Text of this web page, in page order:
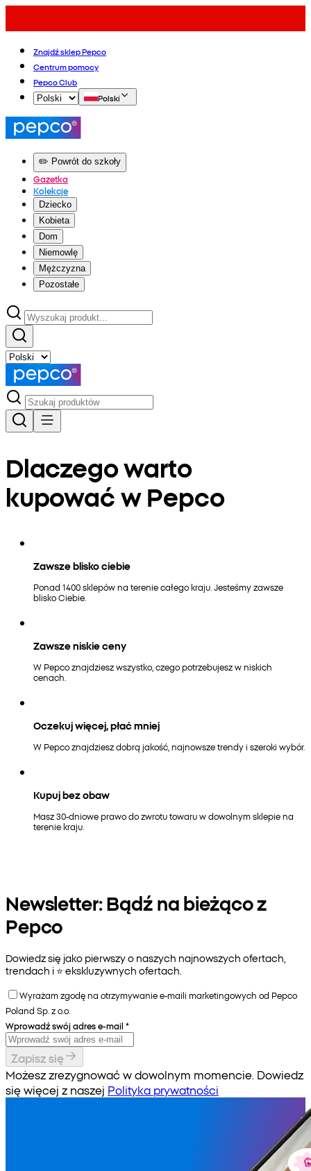
Znajdź sklep Pepco
Centrum pomocy
Pepco Club
Polski
✏️ Powrót do szkoły
Gazetka
Kolekcje
Dziecko
Kobieta
Dom
Niemowlę
Mężczyzna
Pozostałe
Dlaczego warto
kupować w Pepco
Zawsze blisko ciebie
Ponad 1400 sklepów na terenie całego kraju. Jesteśmy zawsze
blisko Ciebie.
Zawsze niskie ceny
W Pepco znajdziesz wszystko, czego potrzebujesz w niskich
cenach.
Oczekuj więcej, płać mniej
W Pepco znajdziesz dobrą jakość, najnowsze trendy i szeroki wybór.
Kupuj bez obaw
Masz 30-dniowe prawo do zwrotu towaru w dowolnym sklepie na
terenie kraju.
Newsletter: Bądź na bieżąco z
Pepco
Dowiedz się jako pierwszy o naszych najnowszych ofertach,
trendach i ⭐️ ekskluzywnych ofertach.
Wyrażam zgodę na otrzymywanie e-maili marketingowych od Pepco
Poland Sp. z o.o.
Wprowadź swój adres e-mail *
Zapisz się
Możesz zrezygnować w dowolnym momencie. Dowiedz
się więcej z naszej Polityka prywatności